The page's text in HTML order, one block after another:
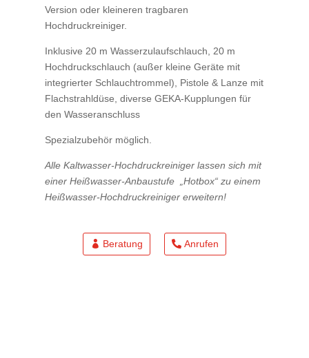
Version oder kleineren tragbaren
Hochdruckreiniger.
Inklusive 20 m Wasserzulaufschlauch, 20 m
Hochdruckschlauch (außer kleine Geräte mit
integrierter Schlauchtrommel), Pistole & Lanze mit
Flachstrahldüse, diverse GEKA-Kupplungen für
den Wasseranschluss
Spezialzubehör möglich.
Alle Kaltwasser-Hochdruckreiniger lassen sich mit
einer Heißwasser-Anbaustufe „Hotbox“ zu einem
Heißwasser-Hochdruckreiniger erweitern!
Beratung Anrufen